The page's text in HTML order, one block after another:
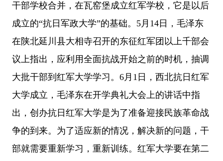
干部学校合并，在瓦窑堡成立红军学校，它是以后
成立的“抗日军政大学”的基础。5月14日，毛泽东
在陕北延川县大相寺召开的东征红军团以上千部会
议上指出，应利用全面抗战开始之前的时机，抽调
大批干部到红军大学学习。6月1日，西北抗日红军
大学成立，毛泽东在开学典礼大会上的讲话中指
出，创办抗日红军大学是为了准备迎接民族革命战
争的到来。为了适应新的情况，解决新的问题，干
部就需要重新学习，重新训练。红军大学要在第二